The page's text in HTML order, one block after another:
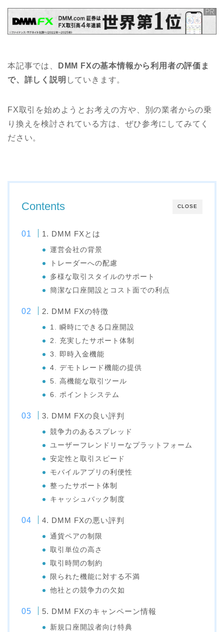
本記事では、
DMM FXの基本情報から利用者の評価ま
で、詳しく説明 していきます。
FX取引を始めようとお考えの方や、別の業者からの乗
り換えを検討されている方は、ぜひ参考にしてみてく
ださい。
CLOSE
Contents
1. DMM FXとは
運営会社の背景
トレーダーへの配慮
多様な取引スタイルのサポート
簡潔な口座開設とコスト面での利点
2. DMM FXの特徴
1. 瞬時にできる口座開設
2. 充実したサポート体制
3. 即時入金機能
4. デモトレード機能の提供
5. 高機能な取引ツール
6. ポイントシステム
3. DMM FXの良い評判
競争力のあるスプレッド
ユーザーフレンドリーなプラットフォーム
安定性と取引スピード
モバイルアプリの利便性
整ったサポート体制
キャッシュバック制度
4. DMM FXの悪い評判
通貨ペアの制限
取引単位の高さ
取引時間の制約
限られた機能に対する不満
他社との競争力の欠如
5. DMM FXのキャンペーン情報
新規口座開設者向け特典